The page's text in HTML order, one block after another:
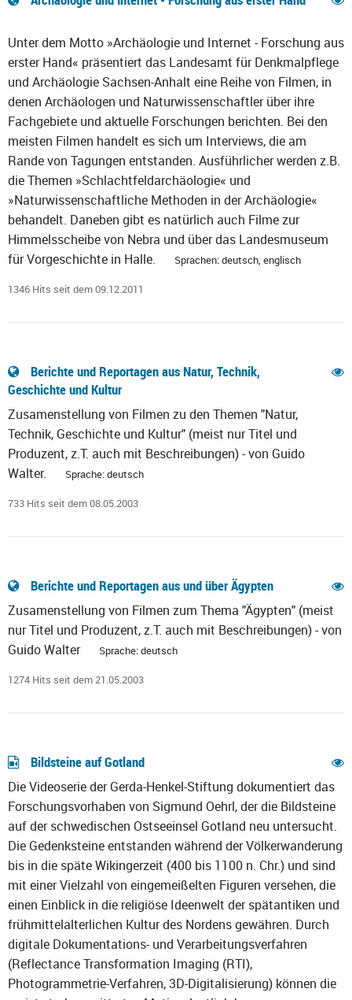
Unter dem Motto »Archäologie und Internet - Forschung aus
erster Hand« präsentiert das Landesamt für Denkmalpflege
und Archäologie Sachsen-Anhalt eine Reihe von Filmen, in
denen Archäologen und Naturwissenschaftler über ihre
Fachgebiete und aktuelle Forschungen berichten. Bei den
meisten Filmen handelt es sich um Interviews, die am
Rande von Tagungen entstanden. Ausführlicher werden z.B.
die Themen »Schlachtfeldarchäologie« und
»Naturwissenschaftliche Methoden in der Archäologie«
behandelt. Daneben gibt es natürlich auch Filme zur
Himmelsscheibe von Nebra und über das Landesmuseum
für Vorgeschichte in Halle.
Sprachen: deutsch, englisch
1346 Hits seit dem 09.12.2011
Berichte und Reportagen aus Natur, Technik,
Geschichte und Kultur
Zusamenstellung von Filmen zu den Themen "Natur,
Technik, Geschichte und Kultur" (meist nur Titel und
Produzent, z.T. auch mit Beschreibungen) - von Guido
Walter.
Sprache: deutsch
733 Hits seit dem 08.05.2003
Berichte und Reportagen aus und über Ägypten
Zusamenstellung von Filmen zum Thema "Ägypten" (meist
nur Titel und Produzent, z.T. auch mit Beschreibungen) - von
Guido Walter
Sprache: deutsch
1274 Hits seit dem 21.05.2003
Bildsteine auf Gotland
Die Videoserie der Gerda-Henkel-Stiftung dokumentiert das
Forschungsvorhaben von Sigmund Oehrl, der die Bildsteine
auf der schwedischen Ostseeinsel Gotland neu untersucht.
Die Gedenksteine entstanden während der Völkerwanderung
bis in die späte Wikingerzeit (400 bis 1100 n. Chr.) und sind
mit einer Vielzahl von eingemeißelten Figuren versehen, die
einen Einblick in die religiöse Ideenwelt der spätantiken und
frühmittelalterlichen Kultur des Nordens gewähren. Durch
digitale Dokumentations- und Verarbeitungsverfahren
(Reflectance Transformation Imaging (RTI),
Photogrammetrie-Verfahren, 3D-Digitalisierung) können die